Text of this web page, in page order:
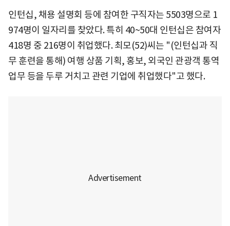
인턴십, 채용 설명회 등에 참여한 구직자는 5503명으로 1
974명이 일자리를 찾았다. 특히 40~50대 인턴십은 참여자
418명 중 216명이 취업했다. 최모(52)씨는 "(인턴십과 직
무 훈련을 통해) 여행 상품 기획, 홍보, 외국인 관광객 통역
업무 등을 두루 거치고 관련 기업에 취업했다"고 했다.